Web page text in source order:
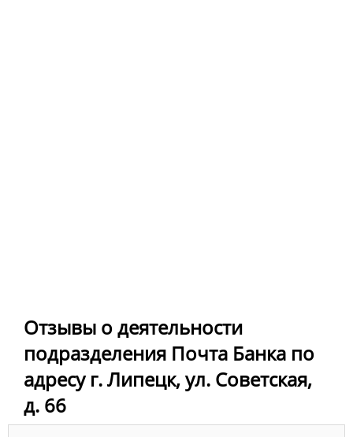
Отзывы о деятельности
подразделения Почта Банка по
адресу г. Липецк, ул. Советская,
д. 66